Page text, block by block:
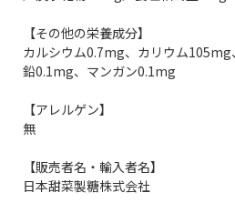
【その他の栄養成分】
カルシウム0.7mg、カリウム
鉛0.1mg、マンガン0.1mg
【アレルゲン】
無
【販売者名・輸入者名】
日本甜菜製糖株式会社